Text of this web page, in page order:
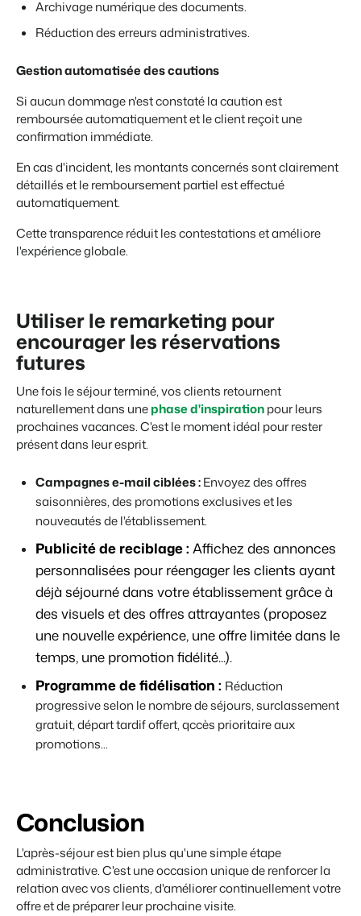
Archivage numérique des documents.
Réduction des erreurs administratives.
Gestion automatisée des cautions
Si aucun dommage n'est constaté la caution est
remboursée automatiquement et le client reçoit une
confirmation immédiate.
En cas d'incident, les montants concernés sont clairement
détaillés et le remboursement partiel est effectué
automatiquement.
Cette transparence réduit les contestations et améliore
l'expérience globale.
Utiliser le remarketing pour
encourager les réservations
futures
Une fois le séjour terminé, vos clients retournent
naturellement dans unephase d'inspirationpour leurs
prochaines vacances. C'est le moment idéal pour rester
présent dans leur esprit.
Campagnes e-mail ciblées :Envoyez des offres
saisonnières, des promotions exclusives et les
nouveautés de l'établissement.
Publicité de reciblage : Affichez des annonces
personnalisées pour réengager les clients ayant
déjà séjourné dans votre établissement grâce à
des visuels et des offres attrayantes (proposez
une nouvelle expérience, une offre limitée dans le
temps, une promotion fidélité...).
Programme de fidélisation : Réduction
progressive selon le nombre de séjours, surclassement
gratuit, départ tardif offert, qccès prioritaire aux
promotions...
Conclusion
L'après-séjour est bien plus qu'une simple étape
administrative. C'est une occasion unique de renforcer la
relation avec vos clients, d'améliorer continuellement votre
offre et de préparer leur prochaine visite.